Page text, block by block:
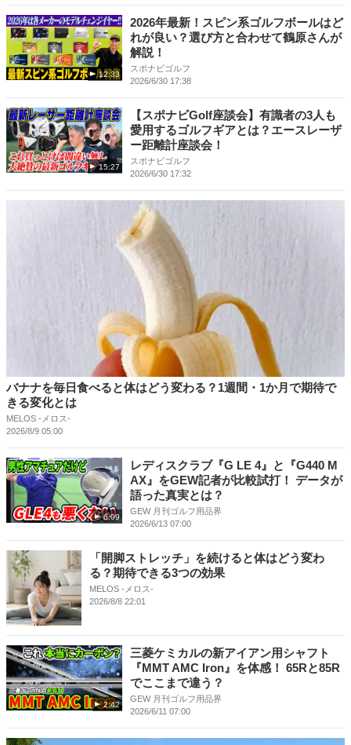
12:33
2026年最新！スピン系ゴルフボールはど
れが良い？選び方と合わせて鶴原さんが
解説！
スポナビゴルフ
2026/6/30 17:38
15:27
【スポナビGolf座談会】有識者の3人も
愛用するゴルフギアとは？エースレーザ
ー距離計座談会！
スポナビゴルフ
2026/6/30 17:32
バナナを毎日食べると体はどう変わる？1週間・1か月で期待で
きる変化とは
MELOS -メロス-
2026/8/9 05:00
6:09
レディスクラブ『G LE 4』と『G440 M
AX』をGEW記者が比較試打！ データが
語った真実とは？
GEW 月刊ゴルフ用品界
2026/6/13 07:00
「開脚ストレッチ」を続けると体はどう変わ
る？期待できる3つの効果
MELOS -メロス-
2026/8/8 22:01
2:42
三菱ケミカルの新アイアン用シャフト
『MMT AMC Iron』を体感！ 65Rと85R
でここまで違う？
GEW 月刊ゴルフ用品界
2026/6/11 07:00